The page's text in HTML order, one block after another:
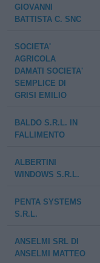
GIOVANNI
BATTISTA C. SNC
SOCIETA'
AGRICOLA
DAMATI SOCIETA'
SEMPLICE DI
GRISI EMILIO
BALDO S.R.L. IN
FALLIMENTO
ALBERTINI
WINDOWS S.R.L.
PENTA SYSTEMS
S.R.L.
ANSELMI SRL DI
ANSELMI MATTEO